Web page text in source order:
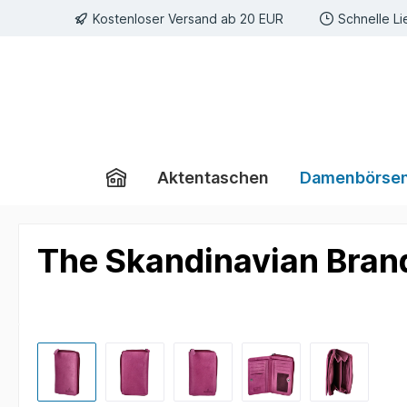
Zur Hauptnavigation springen
Kostenloser Versand ab 20 EUR Schnelle
Aktentaschen
The Skandinavian